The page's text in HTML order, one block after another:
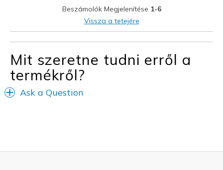
Casual Wear
Width
Feels true to width
Sizing
Feels true to size
View On Shoes
I'm Into Shoes
Beszámolók Megjelenítése 1-6
Vissza a tetejére
Mit szeretne tudni erről a
termékről?
Ask a Question